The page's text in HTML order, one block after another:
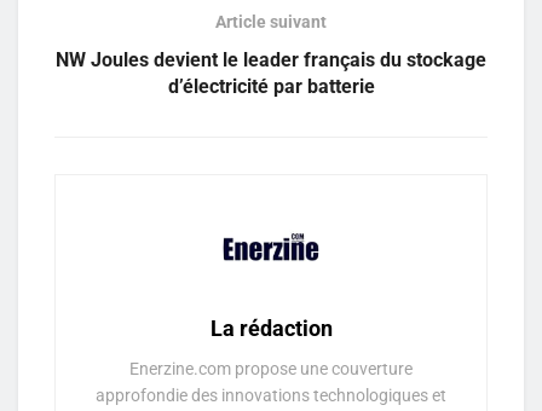
Article suivant
NW Joules devient le leader français du stockage
d’électricité par batterie
La rédaction
Enerzine.com propose une couverture
approfondie des innovations technologiques et